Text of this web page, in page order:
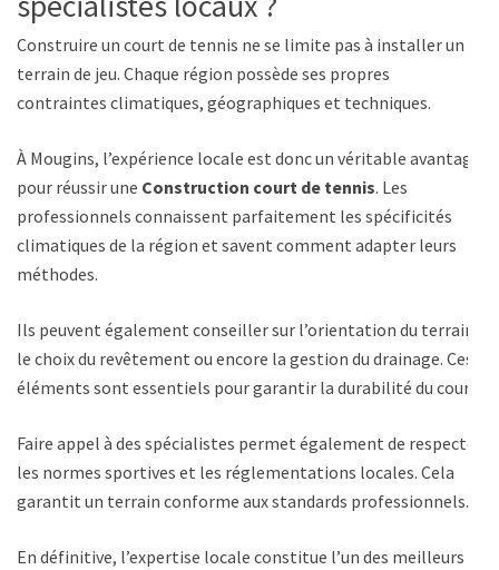
Construire un court de tennis ne se limite pas à installer un
terrain de jeu. Chaque région possède ses propres
contraintes climatiques, géographiques et techniques.
À Mougins, l’expérience locale est donc un véritable avantage
pour réussir une Construction court de tennis. Les
professionnels connaissent parfaitement les spécificités
climatiques de la région et savent comment adapter leurs
méthodes.
Ils peuvent également conseiller sur l’orientation du terrain,
le choix du revêtement ou encore la gestion du drainage. Ces
éléments sont essentiels pour garantir la durabilité du court.
Faire appel à des spécialistes permet également de respecter
les normes sportives et les réglementations locales. Cela
garantit un terrain conforme aux standards professionnels.
En définitive, l’expertise locale constitue l’un des meilleurs